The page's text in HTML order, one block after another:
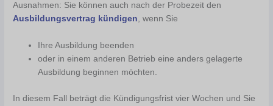
Ausnahmen: Sie können auch nach der Probezeit den
Ausbildungsvertrag kündigen, wenn Sie
Ihre Ausbildung beenden
oder in einem anderen Betrieb eine anders gelagerte
Ausbildung beginnen möchten.
In diesem Fall beträgt die Kündigungsfrist vier Wochen und Sie